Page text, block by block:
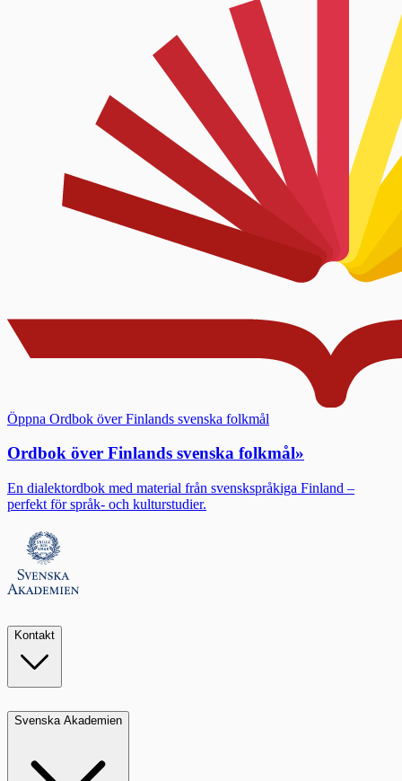
Öppna Ordbok över Finlands svenska folkmål
Ordbok över Finlands svenska folkmål»
En dialektordbok med material från svenskspråkiga Finland –
perfekt för språk- och kulturstudier.
Kontakt
Svenska Akademien